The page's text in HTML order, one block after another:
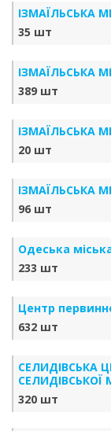
ІЗМАЇЛЬСЬКА
35 шт
ІЗМАЇЛЬСЬКА
389 шт
ІЗМАЇЛЬСЬКА
20 шт
ІЗМАЇЛЬСЬКА
96 шт
Одеська
233 шт
Центр
632 шт
СЕЛИДІВСЬКА
СЕЛИДІВСЬКОЇ
320 шт